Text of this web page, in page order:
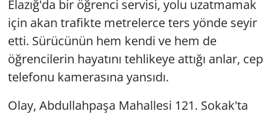
Elazığ'da bir öğrenci servisi, yolu uzatmamak
için akan trafikte metrelerce ters yönde seyir
etti. Sürücünün hem kendi ve hem de
öğrencilerin hayatını tehlikeye attığı anlar, cep
telefonu kamerasına yansıdı.
Olay, Abdullahpaşa Mahallesi 121. Sokak'ta